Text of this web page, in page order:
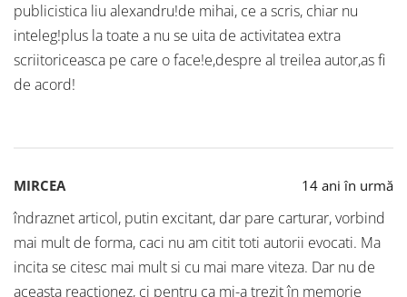
publicistica liu alexandru!de mihai, ce a scris, chiar nu
inteleg!plus la toate a nu se uita de activitatea extra
scriitoriceasca pe care o face!e,despre al treilea autor,as fi
de acord!
MIRCEA 14 ani în urmă
îndraznet articol, putin excitant, dar pare carturar, vorbind
mai mult de forma, caci nu am citit toti autorii evocati. Ma
incita se citesc mai mult si cu mai mare viteza. Dar nu de
aceasta reactionez, ci pentru ca mi-a trezit în memorie